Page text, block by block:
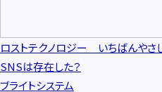
ロストテクノロジー いちばんや
SNSは存在した？
ブライトシステム